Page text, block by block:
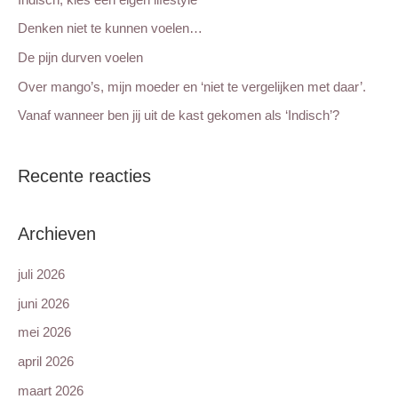
a
a
Denken niet te kunnen voelen…
De pijn durven voelen
Over mango’s, mijn moeder en ‘niet te vergelijken met daar’.
Vanaf wanneer ben jij uit de kast gekomen als ‘Indisch’?
Recente reacties
Archieven
juli 2026
juni 2026
mei 2026
april 2026
maart 2026